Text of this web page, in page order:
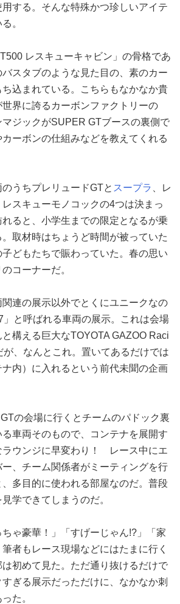
用する。そんな特殊かつ珍しいアイテ
。
レスキューキャビン」の骨格であ
スタブのような見た目の、素のカー
込まれている。こちらもなかなか貴
界に誇るカーボンファクトリーの
ジックがSUPER GTブースの裏側で
ーボンの仕組みなどを教えてくれる
うちプレリュードGTと スープラ
、レ
スキューモノコックの4つは決まっ
ると、小学生までの限定となるが乗
取材時はちょうど時間が被っていた
どもたちで賑わっていた。春の思い
コーナーだ。
連の展示以外でとくにユニークなの
」と呼ばれる車両の展示。これは会場
構える巨大なTOYOTA GAZOO Raci
が、なんとこれ。置いてあるだけでは
内）に入れるという前代未聞の企画
の会場に行くとチームのパドック裏
車両そのもので、コンテナを展開す
ラウンジに早変わり！ レース中にエ
、チーム関係者がミーティングを行
多目的に使われる部屋なのだ。普段
学できてしまうのだ。
ゃ豪華！」「すげーじゃん!?」「家
者もレース現場などにはたまに行く
初めて見た。ただ通り抜けるだけで
ぎる展示だっただけに、なかなか刺
た。